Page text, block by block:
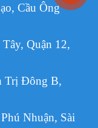
Cầu Ông
Quận 12,
Trị Đông B,
Nhuận, Sài